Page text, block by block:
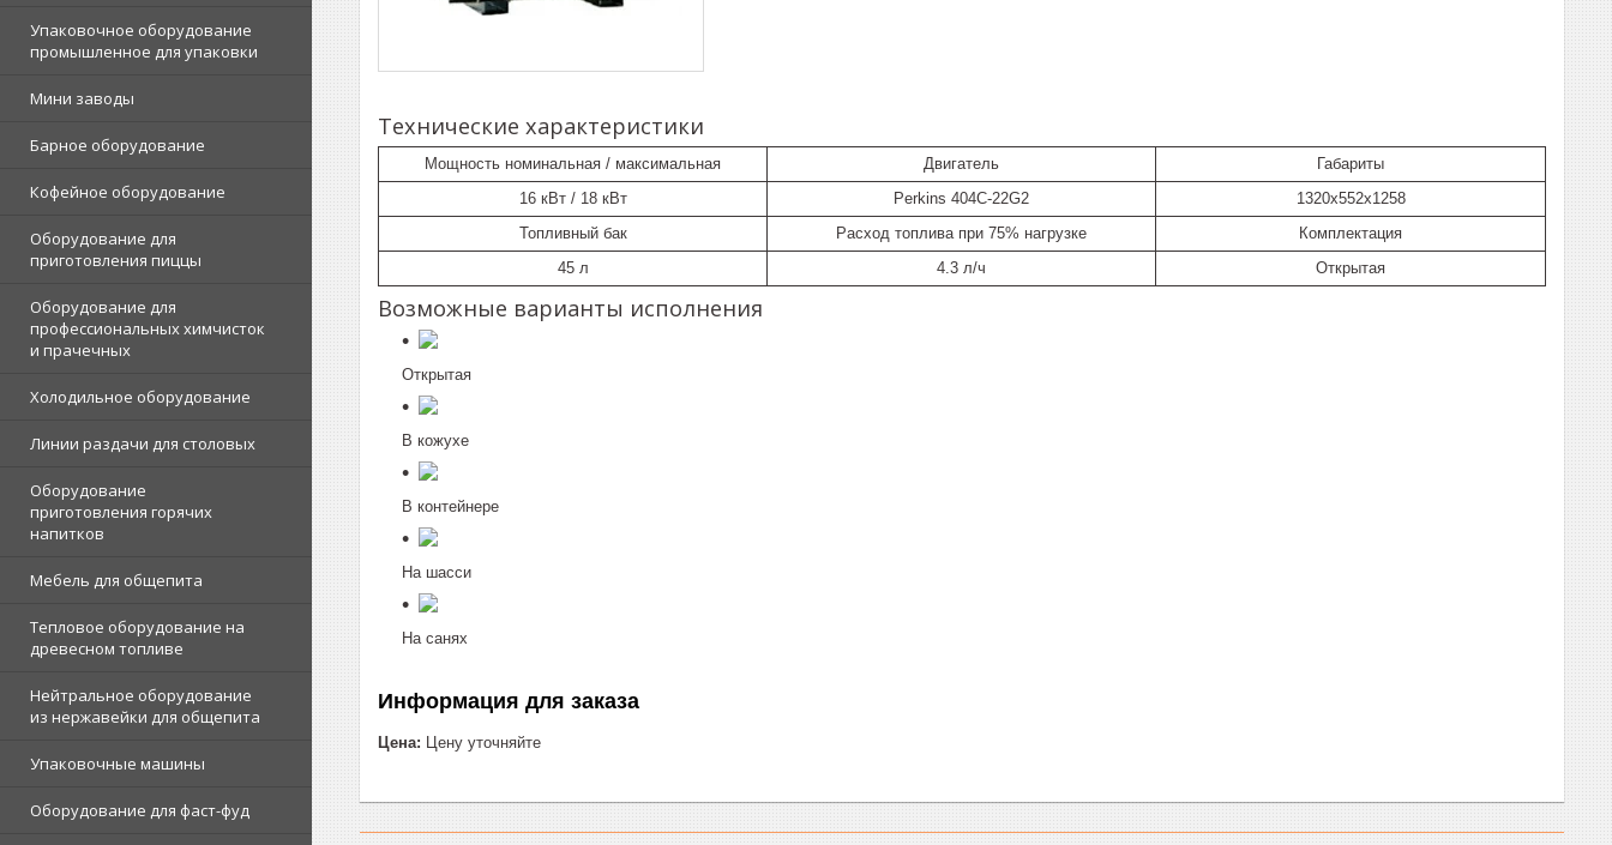
Упаковочное оборудование
промышленное для упаковки
Мини заводы
Барное оборудование
Кофейное оборудование
Оборудование для
приготовления пиццы
Оборудование для
профессиональных химчисток
и прачечных
Холодильное оборудование
Линии раздачи для столовых
Оборудование
приготовления горячих
напитков
Мебель для общепита
Тепловое оборудование на
древесном топливе
Нейтральное оборудование
из нержавейки для общепита
Упаковочные машины
Оборудование для фаст-фуд
Технические характеристики
Мощность номинальная / максимальная Двигатель
Габариты
16 кВт / 18 кВт
Perkins 404C-22G2
1320x552x1258
Топливный бак
Расход топлива при 75% нагрузке
Комплектация
45 л
4.3 л/ч Открытая
Возможные варианты исполнения
Открытая
В кожухе
В контейнере
На шасси
На санях
Информация для заказа
Цена: Цену уточняйте